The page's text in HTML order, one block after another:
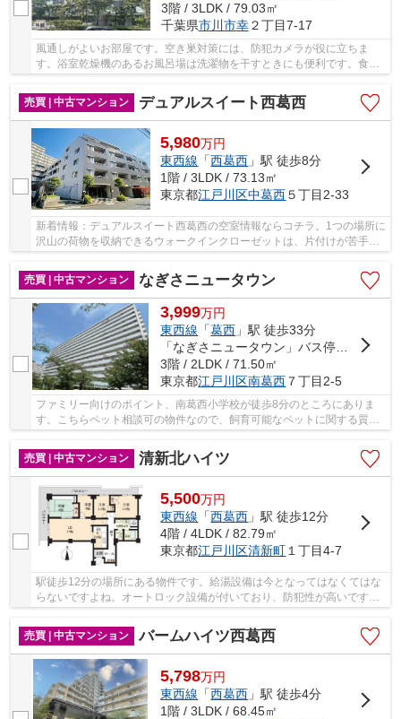
3階 / 3LDK / 79.03㎡
千葉県市川市幸２丁目7-17
風通しがよいお部屋です。空き巣対策には、防犯カメラが役に立ちま
す。浴室乾燥機のあるお風呂場は洗濯物を干すときにも便利です。食器
売買 | 中古マンション
デュアルスイート西葛西
5,980万円
東西線 「西葛西 」駅 徒歩8分
1階 / 3LDK / 73.13㎡
東京都江戸川区中葛西５丁目2-33
新着情報：デュアルスイート西葛西の空室情報ならコチラ。1つの場所に
沢山の荷物を収納できるウォークインクローゼットは、片付けが苦手な
売買 | 中古マンション
なぎさニュータウン
3,999万円
東西線 「葛西 」駅 徒歩33分
3階 / 2LDK / 71.50㎡
東京都江戸川区南葛西 ７丁目2-5
ファミリー向けのポイント、南葛西小学校が徒歩8分のところにありま
す。こちらペット相談可の物件なので、飼育可能なペットに関する質問
売買 | 中古マンション
清新北ハイツ
5,500万円
東西線 「西葛西 」駅 徒歩12分
4階 / 4LDK / 82.79㎡
東京都江戸川区清新町 １丁目4-7
駅徒歩12分の場所にある物件です。給湯設備は今となってはなくてはな
らないですよね。オートロック設備が付いており、防犯性が高いです。
売買 | 中古マンション
バームハイツ西葛西
5,798万円
東西線 「西葛西 」駅 徒歩4分
1階 / 3LDK / 68.45㎡